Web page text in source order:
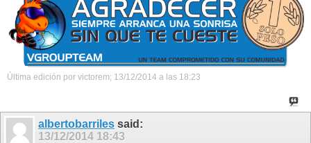
Última edición por victorem; 13/12/2014 a las 18:23
albertobarriles said:
13/12/2014 18:43